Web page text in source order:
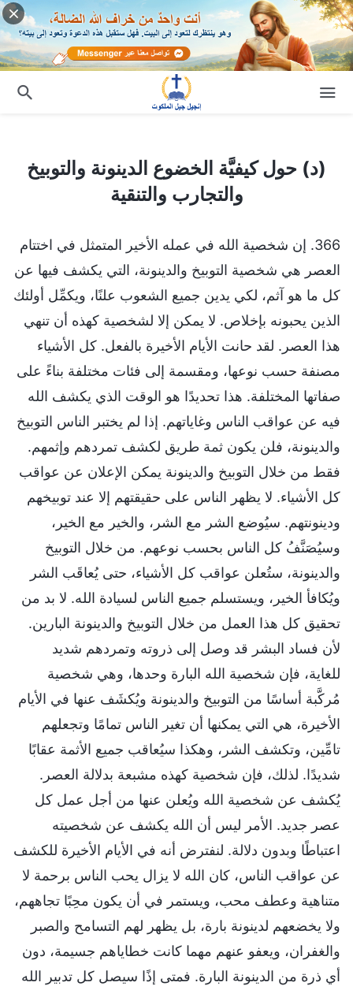
(د) حول كيفيَّة الخضوع الدينونة والتوبيخ والتجارب والتنقية
(د) حول كيفيَّة الخضوع الدينونة والتوبيخ
والتجارب والتنقية
366. إن شخصية الله في عمله الأخير المتمثل في اختتام
العصر هي شخصية التوبيخ والدينونة، التي يكشف فيها عن
كل ما هو آثم، لكي يدين جميع الشعوب علنًا، ويكمِّل أولئك
الذين يحبونه بإخلاص. لا يمكن إلا لشخصية كهذه أن تنهي
هذا العصر. لقد حانت الأيام الأخيرة بالفعل. كل الأشياء
مصنفة حسب نوعها، ومقسمة إلى فئات مختلفة بناءً على
صفاتها المختلفة. هذا تحديدًا هو الوقت الذي يكشف الله
فيه عن عواقب الناس وغاياتهم. إذا لم يختبر الناس التوبيخ
والدينونة، فلن يكون ثمة طريق لكشف تمردهم وإثمهم.
فقط من خلال التوبيخ والدينونة يمكن الإعلان عن عواقب
كل الأشياء. لا يظهر الناس على حقيقتهم إلا عند توبيخهم
ودينونتهم. سيُوضع الشر مع الشر، والخير مع الخير،
وسيُصَنَّفُ كل الناس بحسب نوعهم. من خلال التوبيخ
والدينونة، ستُعلن عواقب كل الأشياء، حتى يُعاقَب الشر
ويُكافأ الخير، ويستسلم جميع الناس لسيادة الله. لا بد من
تحقيق كل هذا العمل من خلال التوبيخ والدينونة البارين.
لأن فساد البشر قد وصل إلى ذروته وتمردهم شديد
للغاية، فإن شخصية الله البارة وحدها، وهي شخصية
مُركَّبة أساسًا من التوبيخ والدينونة ويُكشَف عنها في الأيام
الأخيرة، هي التي يمكنها أن تغير الناس تمامًا وتجعلهم
تامِّين، وتكشف الشر، وهكذا سيُعاقب جميع الأثمة عقابًا
شديدًا. لذلك، فإن شخصية كهذه مشبعة بدلالة العصر.
يُكشف عن شخصية الله ويُعلن عنها من أجل عمل كل
عصر جديد. الأمر ليس أن الله يكشف عن شخصيته
اعتباطًا وبدون دلالة. لنفترض أنه في الأيام الأخيرة للكشف
عن عواقب الناس، كان الله لا يزال يحب الناس برحمة لا
متناهية وعطف محب، ويستمر في أن يكون محِبًا تجاههم،
ولا يخضعهم لدينونة بارة، بل يظهر لهم التسامح والصبر
والغفران، ويعفو عنهم مهما كانت خطاياهم جسيمة، دون
أي ذرة من الدينونة البارة. فمتى إذًا سيصل كل تدبير الله